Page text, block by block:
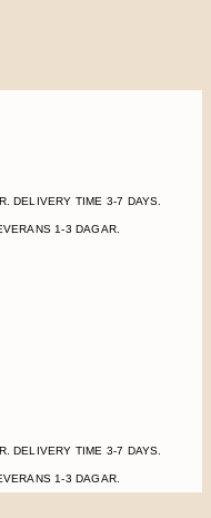
DELIVERY TIME 3-7 DAYS.
1-3 DAGAR.
DELIVERY TIME 3-7 DAYS.
1-3 DAGAR.